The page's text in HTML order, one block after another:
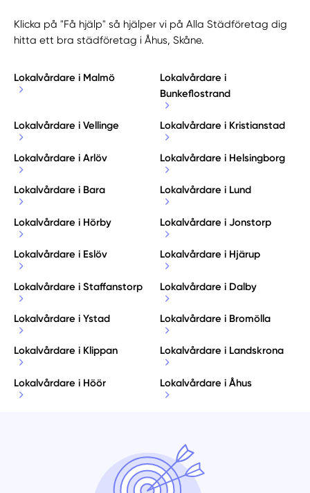
Klicka på "Få hjälp" så hjälper vi på Alla Städföretag dig
hitta ett bra städföretag i Åhus, Skåne.
Lokalvårdare i Malmö
Lokalvårdare i
Bunkeflostrand
Lokalvårdare i Vellinge Lokalvårdare i Kristianstad
Lokalvårdare i Arlöv Lokalvårdare i Helsingborg
Lokalvårdare i Bara Lokalvårdare i Lund
Lokalvårdare i Hörby Lokalvårdare i Jonstorp
Lokalvårdare i Eslöv Lokalvårdare i Hjärup
Lokalvårdare i Staffanstorp Lokalvårdare i Dalby
Lokalvårdare i Ystad Lokalvårdare i Bromölla
Lokalvårdare i Klippan Lokalvårdare i Landskrona
Lokalvårdare i Höör Lokalvårdare i Åhus